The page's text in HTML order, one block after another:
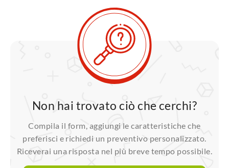
non hai trovato ciò che cerchi?
Compila il form, aggiungi le caratteristiche che
preferisci e richiedi un preventivo personalizzato.
Riceverai una risposta nel più breve tempo possibile.